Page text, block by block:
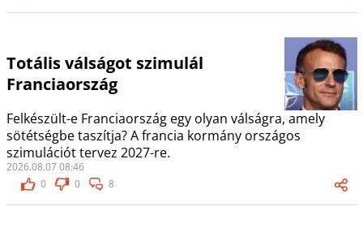
Totális válságot szimulál
Franciaország
Felkészült-e Franciaország egy olyan válságra, amely
sötétségbe taszítja? A francia kormány országos
szimulációt tervez 2027-re.
2026.08.07 08:46
0
0 8